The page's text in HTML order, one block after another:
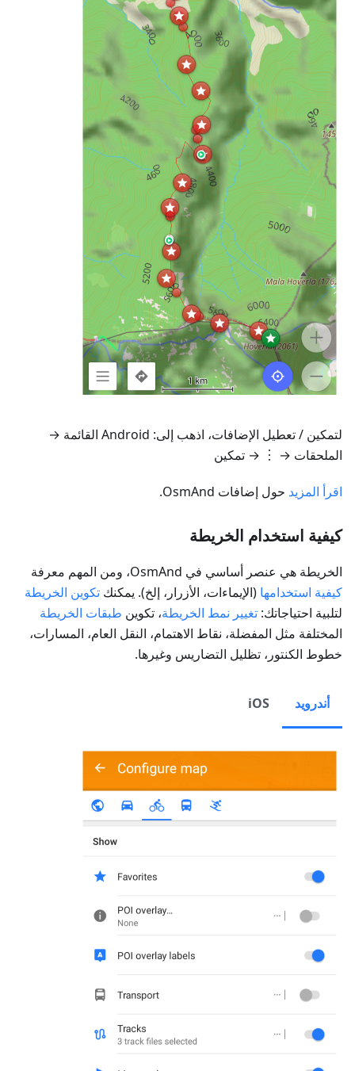
لتمكين / تعطيل الإضافات، اذهب إلى: Android القائمة →
الملحقات → ︙ → تمكين
اقرأ المزيد حول إضافات OsmAnd.
كيفية استخدام الخريطة
الخريطة هي عنصر أساسي في OsmAnd، ومن المهم معرفة
كيفية استخدامها (الإيماءات، الأزرار، إلخ). يمكنك تكوين الخريطة
لتلبية احتياجاتك: تغيير نمط الخريطة، تكوين طبقات الخريطة
المختلفة مثل المفضلة، نقاط الاهتمام، النقل العام، المسارات،
خطوط الكنتور، تظليل التضاريس وغيرها.
أندرويد iOS